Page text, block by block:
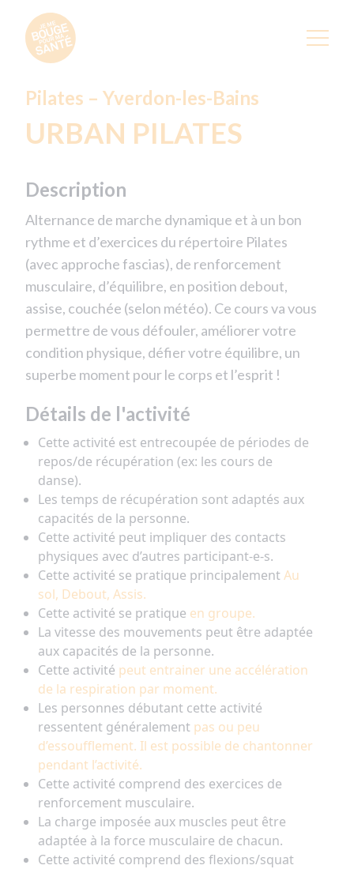
Pilates – Yverdon-les-Bains
URBAN PILATES
Description
Alternance de marche dynamique et à un bon
rythme et d’exercices du répertoire Pilates
(avec approche fascias), de renforcement
musculaire, d’équilibre, en position debout,
assise, couchée (selon météo). Ce cours va vous
permettre de vous défouler, améliorer votre
condition physique, défier votre équilibre, un
superbe moment pour le corps et l’esprit !
Détails de l'activité
Cette activité est entrecoupée de périodes de
repos/de récupération (ex: les cours de
danse).
Les temps de récupération sont adaptés aux
capacités de la personne.
Cette activité peut impliquer des contacts
physiques avec d’autres participant-e-s.
Cette activité se pratique principalementAu
sol, Debout, Assis.
Cette activité se pratique en groupe.
La vitesse des mouvements peut être adaptée
aux capacités de la personne.
Cette activité peut entrainer une accélération
de la respiration par moment.
Les personnes débutant cette activité
ressentent généralement pas ou peu
d’essoufflement. Il est possible de chantonner
pendant l’activité.
Cette activité comprend des exercices de
renforcement musculaire.
La charge imposée aux muscles peut être
adaptée à la force musculaire de chacun.
Cette activité comprend des flexions/squat